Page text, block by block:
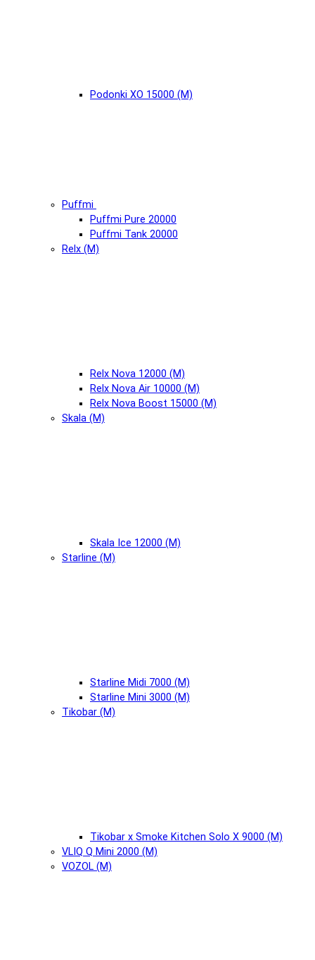
Podonki XO 15000 (М)
Puffmi
Puffmi Pure 20000
Puffmi Tank 20000
Relx (М)
Relx Nova 12000 (М)
Relx Nova Air 10000 (М)
Relx Nova Boost 15000 (М)
Skala (М)
Skala Ice 12000 (М)
Starline (М)
Starline Midi 7000 (М)
Starline Mini 3000 (М)
Tikobar (М)
Tikobar x Smoke Kitchen Solo X 9000 (М)
VLIQ Q Mini 2000 (М)
VOZOL (М)